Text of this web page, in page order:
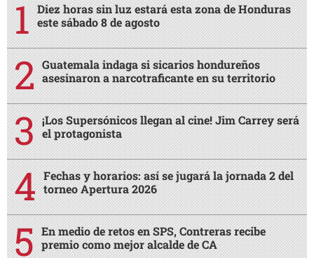
Diez horas sin luz estará esta zona de Honduras
este sábado 8 de agosto
Guatemala indaga si sicarios hondureños
asesinaron a narcotraficante en su territorio
¡Los Supersónicos llegan al cine! Jim Carrey será
el protagonista
Fechas y horarios: así se jugará la jornada 2 del
torneo Apertura 2026
En medio de retos en SPS, Contreras recibe
premio como mejor alcalde de CA